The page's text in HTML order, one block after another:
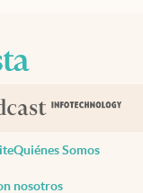
pestañapestaña
en nueva pestaña
abre en nueva pestaña
Quiénes Somos
nosotros